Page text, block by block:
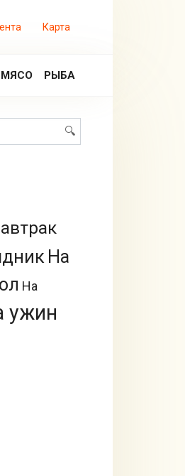
Карта
МЯСО РЫБА
На
На
ужин